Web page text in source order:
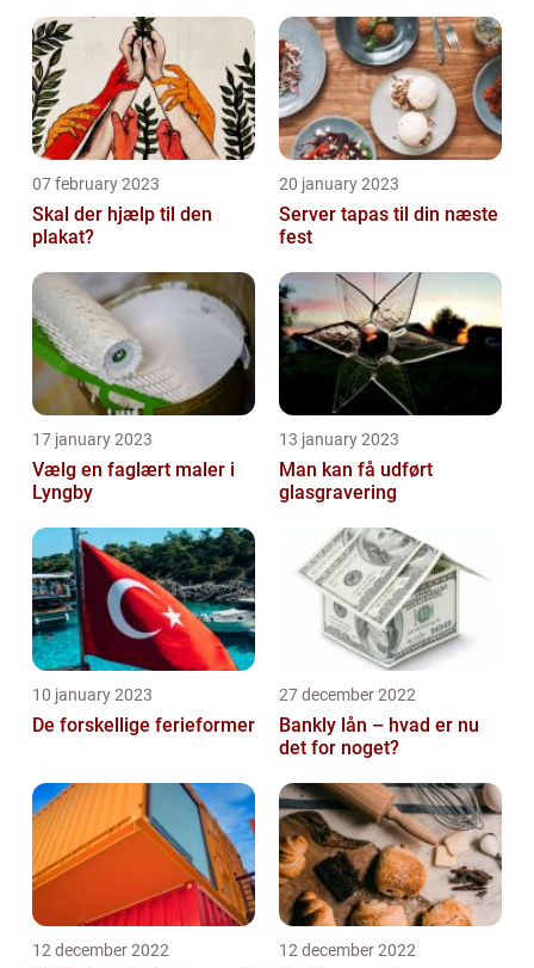
07 february 2023
Skal der hjælp til den
plakat?
20 january 2023
Server tapas til din næste
fest
17 january 2023
Vælg en faglært maler i
Lyngby
13 january 2023
Man kan få udført
glasgravering
10 january 2023
De forskellige ferieformer
27 december 2022
Bankly lån – hvad er nu
det for noget?
12 december 2022 12 december 2022